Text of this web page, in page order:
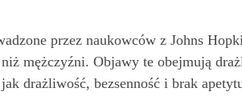
przez naukowców z Johns
mężczyźni. Objawy te obejmują
drażliwość, bezsenność i brak